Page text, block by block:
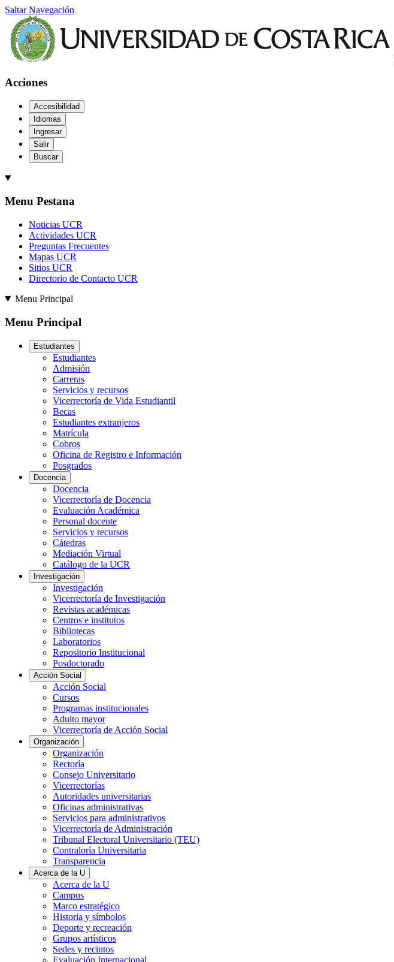
Saltar Navegación
Acciones
Accesibilidad
Idiomas
Ingresar
Salir
Buscar
Menu Pestana
Noticias UCR
Actividades UCR
Preguntas Frecuentes
Mapas UCR
Sitios UCR
Directorio de Contacto UCR
Menu Principal
Menu Principal
Estudiantes
Estudiantes
Admisión
Carreras
Servicios y recursos
Vicerrectoría de Vida Estudiantil
Becas
Estudiantes extranjeros
Matrícula
Cobros
Oficina de Registro e Información
Posgrados
Docencia
Docencia
Vicerrectoría de Docencia
Evaluación Académica
Personal docente
Servicios y recursos
Cátedras
Mediación Virtual
Catálogo de la UCR
Investigación
Investigación
Vicerrectoría de Investigación
Revistas académicas
Centros e institutos
Bibliotecas
Laboratorios
Repositorio Institucional
Posdoctorado
Acción Social
Acción Social
Cursos
Programas institucionales
Adulto mayor
Vicerrectoría de Acción Social
Organización
Organización
Rectoría
Consejo Universitario
Vicerrectorías
Autoridades universitarias
Oficinas administrativas
Servicios para administrativos
Vicerrectoría de Administración
Tribunal Electoral Universitario (TEU)
Contraloría Universitaria
Transparencia
Acerca de la U
Acerca de la U
Campus
Marco estratégico
Historia y símbolos
Deporte y recreación
Grupos artísticos
Sedes y recintos